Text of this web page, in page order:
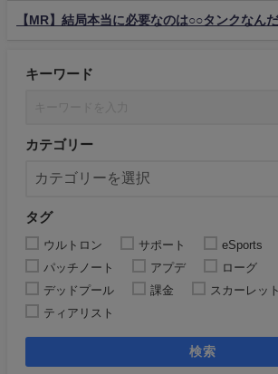
【MR】結局本当に必要なのは○○タンクなん
キーワード
カテゴリー
タグ
ウルトロン サポート
eSports
パッチノート
アプデ
ローグ
デッドプール
課金
スカーレッ
ティアリスト
検索